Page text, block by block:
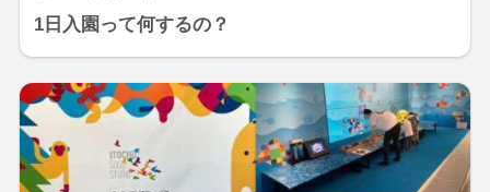
1日入園って何するの？